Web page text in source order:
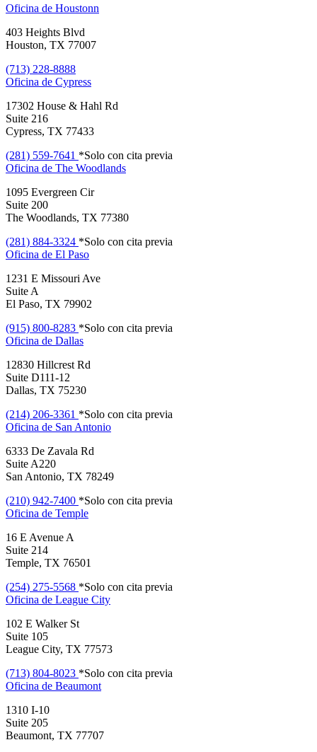
Oficina de Houstonn
403 Heights Blvd
Houston, TX 77007
(713) 228-8888
Oficina de Cypress
17302 House & Hahl Rd
Suite 216
Cypress, TX 77433
(281) 559-7641 *Solo con cita previa
Oficina de The Woodlands
1095 Evergreen Cir
Suite 200
The Woodlands, TX 77380
(281) 884-3324 *Solo con cita previa
Oficina de El Paso
1231 E Missouri Ave
Suite A
El Paso, TX 79902
(915) 800-8283 *Solo con cita previa
Oficina de Dallas
12830 Hillcrest Rd
Suite D111-12
Dallas, TX 75230
(214) 206-3361 *Solo con cita previa
Oficina de San Antonio
6333 De Zavala Rd
Suite A220
San Antonio, TX 78249
(210) 942-7400 *Solo con cita previa
Oficina de Temple
16 E Avenue A
Suite 214
Temple, TX 76501
(254) 275-5568 *Solo con cita previa
Oficina de League City
102 E Walker St
Suite 105
League City, TX 77573
(713) 804-8023 *Solo con cita previa
Oficina de Beaumont
1310 I-10
Suite 205
Beaumont, TX 77707